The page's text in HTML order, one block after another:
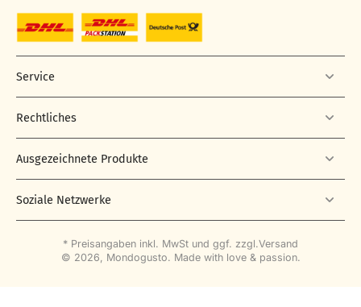
Service
Rechtliches
Ausgezeichnete Produkte
Soziale Netzwerke
* Preisangaben inkl. MwSt und ggf. zzgl.Versand
© 2026, Mondogusto. Made with love & passion.